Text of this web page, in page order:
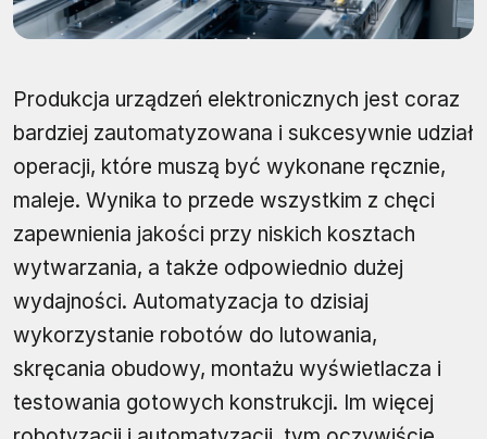
Produkcja urządzeń elektronicznych jest coraz
bardziej zautomatyzowana i sukcesywnie udział
operacji, które muszą być wykonane ręcznie,
maleje. Wynika to przede wszystkim z chęci
zapewnienia jakości przy niskich kosztach
wytwarzania, a także odpowiednio dużej
wydajności. Automatyzacja to dzisiaj
wykorzystanie robotów do lutowania,
skręcania obudowy, montażu wyświetlacza i
testowania gotowych konstrukcji. Im więcej